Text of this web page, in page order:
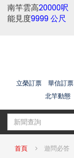
南竿雲高20000呎
能見度9999 公尺
立榮訂票 華信訂票
北竿動態
首頁 遊問必答